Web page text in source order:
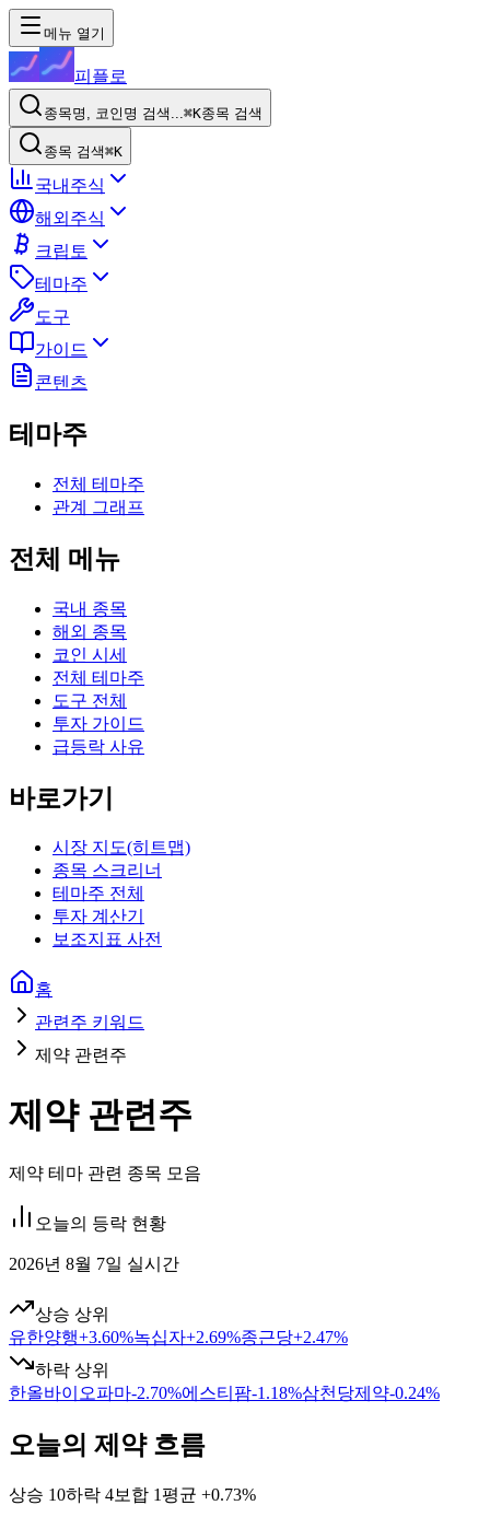
메뉴 열기
피플로
종목명, 코인명 검색...⌘K종목 검색
종목 검색⌘K
국내주식
해외주식
크립토
테마주
도구
가이드
콘텐츠
테마주
전체 테마주
관계 그래프
전체 메뉴
국내 종목
해외 종목
코인 시세
전체 테마주
도구 전체
투자 가이드
급등락 사유
바로가기
시장 지도(히트맵)
종목 스크리너
테마주 전체
투자 계산기
보조지표 사전
홈
관련주 키워드
제약 관련주
제약 관련주
제약 테마 관련 종목 모음
오늘의 등락 현황
2026년 8월 7일 실시간
상승 상위
유한양행+3.60%녹십자+2.69%종근당+2.47%
하락 상위
한올바이오파마-2.70%에스티팜-1.18%삼천당제약-0.24%
오늘의 제약 흐름
상승 10하락 4보합 1평균 +0.73%